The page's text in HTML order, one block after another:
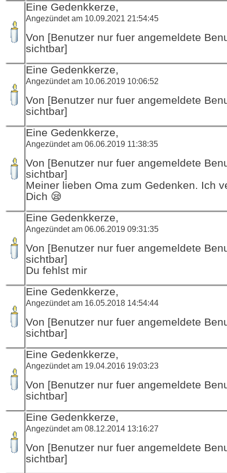
Eine Gedenkkerze,
Angezündet am 10.09.2021 21:54:45
Von [Benutzer nur fuer angemeldete
sichtbar]
Eine Gedenkkerze,
Angezündet am 10.06.2019 10:06:52
Von [Benutzer nur fuer angemeldete
sichtbar]
Eine Gedenkkerze,
Angezündet am 06.06.2019 11:38:35
Von [Benutzer nur fuer angemeldete
sichtbar]
Meiner lieben Oma zum Gedenken. Ich
Dich 😪
Eine Gedenkkerze,
Angezündet am 06.06.2019 09:31:35
Von [Benutzer nur fuer angemeldete
sichtbar]
Du fehlst mir
Eine Gedenkkerze,
Angezündet am 16.05.2018 14:54:44
Von [Benutzer nur fuer angemeldete
sichtbar]
Eine Gedenkkerze,
Angezündet am 19.04.2016 19:03:23
Von [Benutzer nur fuer angemeldete
sichtbar]
Eine Gedenkkerze,
Angezündet am 08.12.2014 13:16:27
Von [Benutzer nur fuer angemeldete
sichtbar]